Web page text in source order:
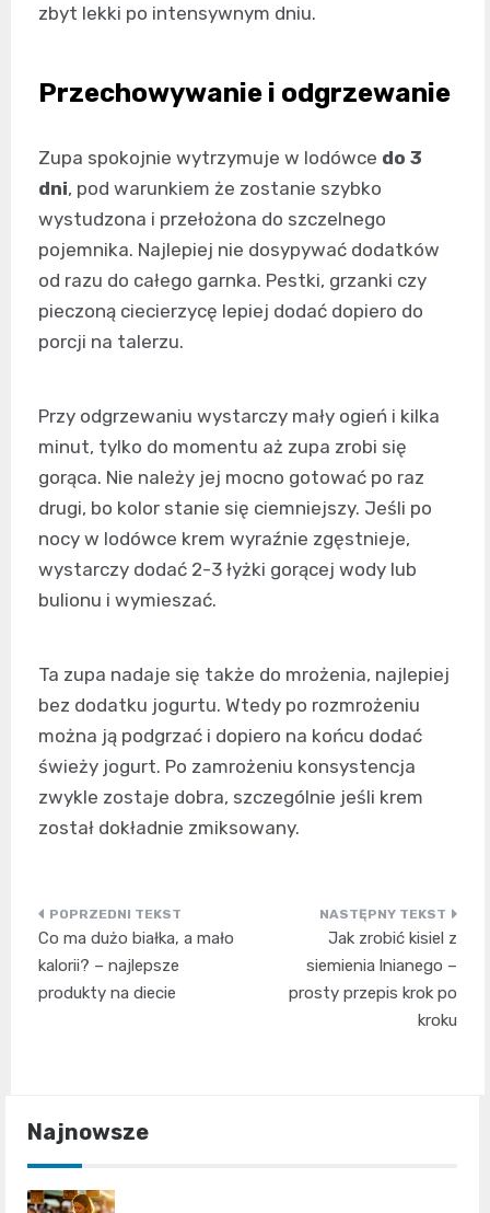
zbyt lekki po intensywnym dniu.
Przechowywanie i odgrzewanie
Zupa spokojnie wytrzymuje w lodówce do 3
dni, pod warunkiem że zostanie szybko
wystudzona i przełożona do szczelnego
pojemnika. Najlepiej nie dosypywać dodatków
od razu do całego garnka. Pestki, grzanki czy
pieczoną ciecierzycę lepiej dodać dopiero do
porcji na talerzu.
Przy odgrzewaniu wystarczy mały ogień i kilka
minut, tylko do momentu aż zupa zrobi się
gorąca. Nie należy jej mocno gotować po raz
drugi, bo kolor stanie się ciemniejszy. Jeśli po
nocy w lodówce krem wyraźnie zgęstnieje,
wystarczy dodać 2-3 łyżki gorącej wody lub
bulionu i wymieszać.
Ta zupa nadaje się także do mrożenia, najlepiej
bez dodatku jogurtu. Wtedy po rozmrożeniu
można ją podgrzać i dopiero na końcu dodać
świeży jogurt. Po zamrożeniu konsystencja
zwykle zostaje dobra, szczególnie jeśli krem
został dokładnie zmiksowany.
Nawigacja
wpisu
Co ma dużo białka, a mało
kalorii? – najlepsze
produkty na diecie
Jak zrobić kisiel z
siemienia lnianego –
prosty przepis krok po
kroku
Najnowsze